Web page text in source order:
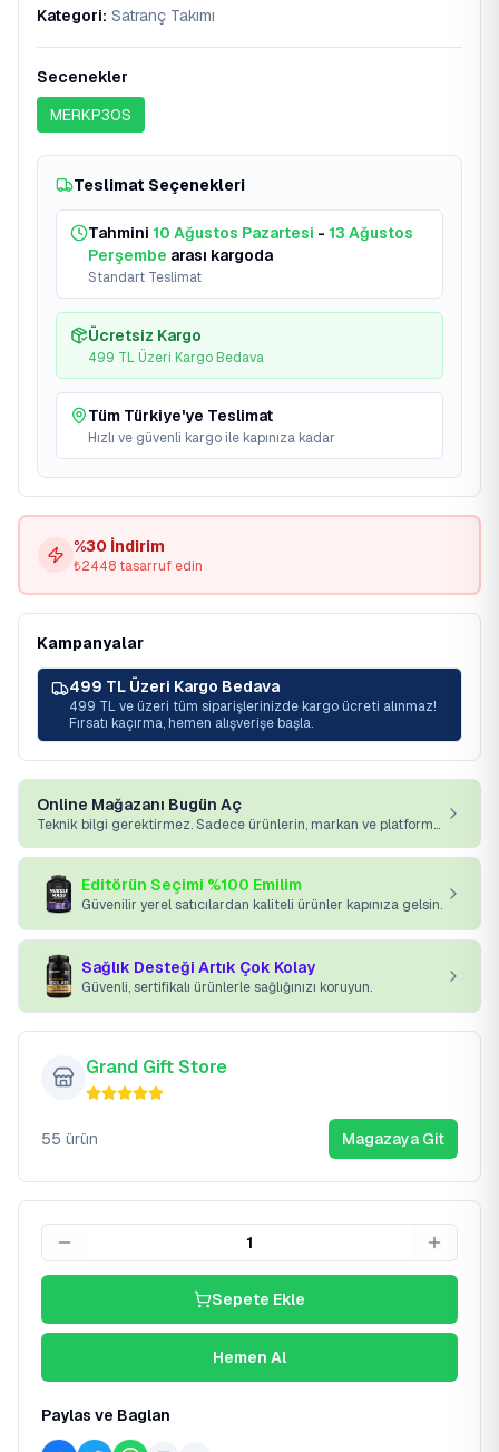
Kategori: Satranç Takımı
Secenekler
MERKP30S
Teslimat Seçenekleri
Tahmini 10 Ağustos Pazartesi - 13 Ağustos
Perşembe arası kargoda
Standart Teslimat
Ücretsiz Kargo
499 TL Üzeri Kargo Bedava
Tüm Türkiye'ye Teslimat
Hızlı ve güvenli kargo ile kapınıza kadar
%30 İndirim
₺2448 tasarruf edin
Kampanyalar
499 TL Üzeri Kargo Bedava
499 TL ve üzeri tüm siparişlerinizde kargo ücreti alınmaz!
Fırsatı kaçırma, hemen alışverişe başla.
Online Mağazanı Bugün Aç
Teknik bilgi gerektirmez. Sadece ürünlerin, markan ve platformumuz yeterli.
Editörün Seçimi %100 Emilim
Güvenilir yerel satıcılardan kaliteli ürünler kapınıza gelsin.
Sağlık Desteği Artık Çok Kolay
Güvenli, sertifikalı ürünlerle sağlığınızı koruyun.
Grand Gift Store
55 ürün Magazaya Git
1
Sepete Ekle
Hemen Al
Paylas ve Baglan